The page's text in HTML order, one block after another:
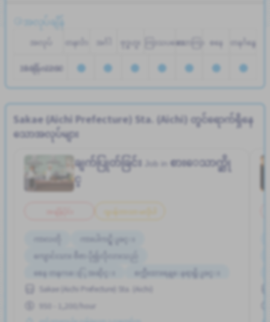
အလုပ်ချိန်
အလုပ်
အချိန်ဇယား
တနင်္လာ အင်္ဂါ ဗုဒ္ဓဟူး ကြာသပတေးသောကြာ စနေ တနင်္ဂနွေ
17:00 - 22:00
Sakae (Aichi Prefecture) Sta. (Aichi) တွင်ရောက်ရှိနေ
သောအလုပ်များ
ချက်ပြုတ်ခြင်း
စားေသာက္ဆို
င္
ဂျပန်ဘာသာ မလိုပါ
ကားပါကင္ရွိျခင္း
ကျောင်းသား ဗီဇာ ပို၍လိုလားသည်
စေန တနဂၤေႏြ အဆိုင္း
စက္ဘီးထားရန္ေနရာရွိျခင္း
တစ္ပတ္ႏွစ္ရက္မွ သံုးရက္
Sakae (Aichi Prefecture) Sta. (Aichi)
950 - 1,200/hour